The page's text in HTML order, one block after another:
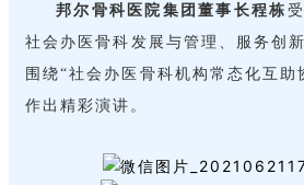
邦尔骨科医院集团董事长程栋
社会办医骨科发展与管理、服务创
围绕“社会办医骨科机构常态化互助
作出精彩演讲。